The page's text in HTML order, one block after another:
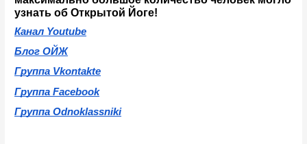
узнать об Открытой Йоге!
Канал Youtube
Блог ОЙЖ
Группа Vkontakte
Группа Facebook
Группа Odnoklassniki